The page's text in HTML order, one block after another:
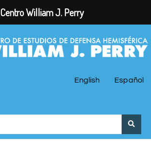
English Español
Centro William J. Perry